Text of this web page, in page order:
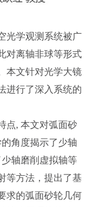
光学观测系统被广
对离轴非球等形式
本文针对光学大镜
进行了深入系统的
点, 本文对弧面砂
角度揭示了少轴
轴磨削虚拟轴等
等方法，提出了基
求的弧面砂轮几何